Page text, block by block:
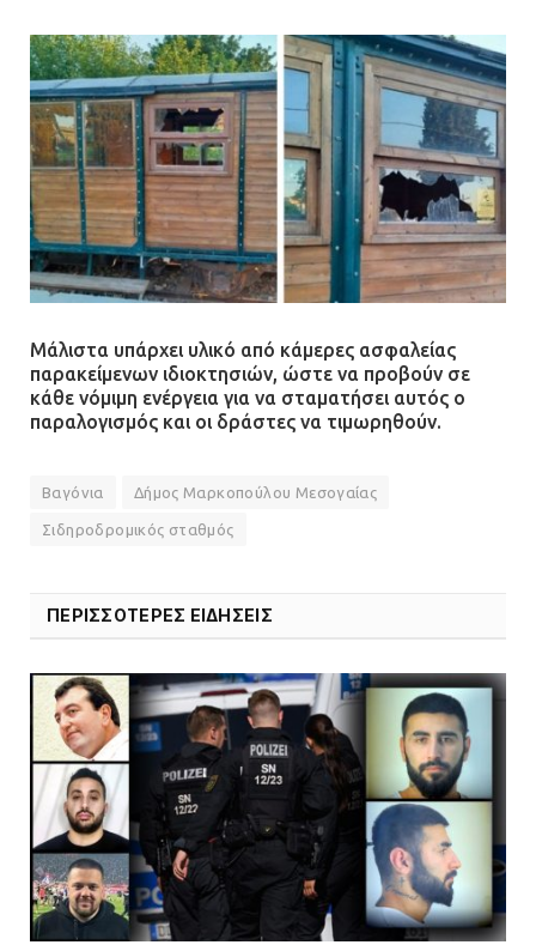
Μάλιστα υπάρχει υλικό από κάμερες ασφαλείας
παρακείμενων ιδιοκτησιών, ώστε να προβούν σε
κάθε νόμιμη ενέργεια για να σταματήσει αυτός ο
παραλογισμός και οι δράστες να τιμωρηθούν.
Βαγόνια Δήμος Μαρκοπούλου Μεσογαίας
Σιδηροδρομικός σταθμός
ΠΕΡΙΣΣΟΤΕΡΕΣ ΕΙΔΗΣΕΙΣ